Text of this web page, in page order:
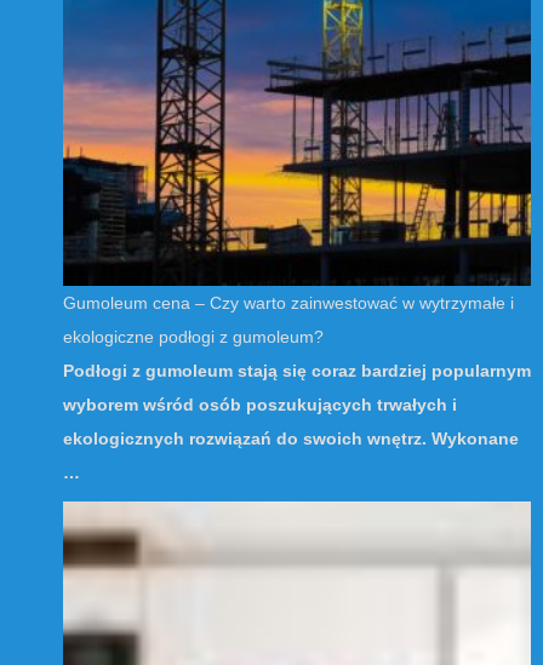
Gumoleum cena – Czy warto zainwestować w wytrzymałe i
ekologiczne podłogi z gumoleum?
Podłogi z gumoleum stają się coraz bardziej popularnym
wyborem wśród osób poszukujących trwałych i
ekologicznych rozwiązań do swoich wnętrz. Wykonane
…